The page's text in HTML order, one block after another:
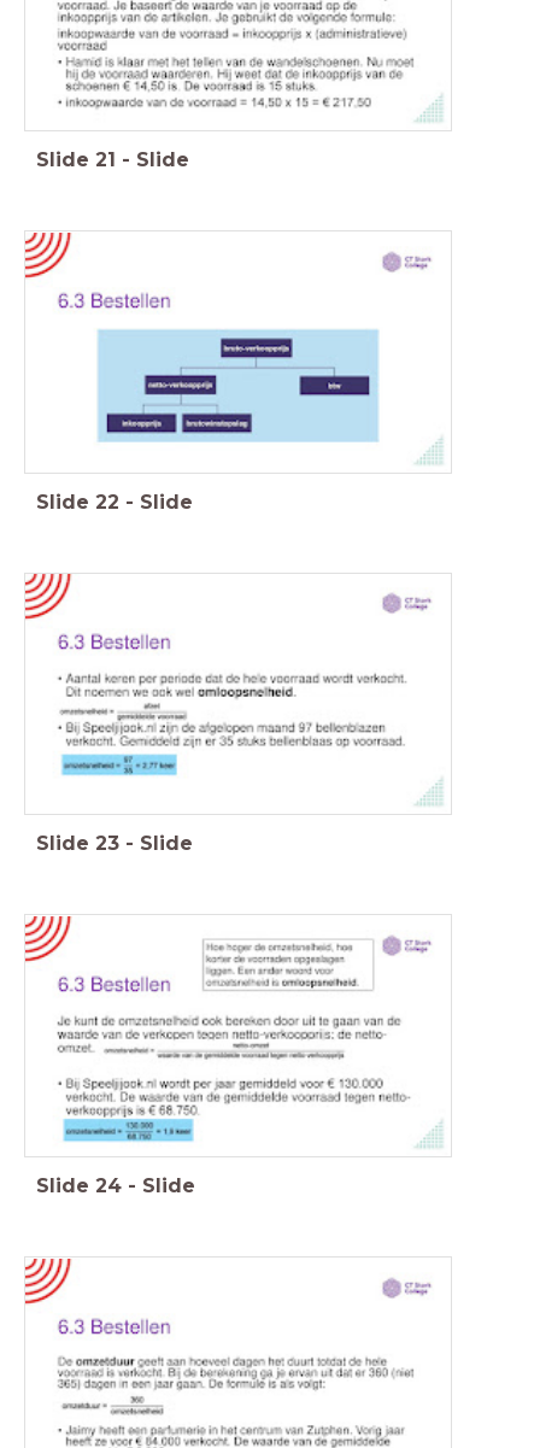
Slide 21 - Slide
Slide 22 - Slide
Slide 23 - Slide
Slide 24 - Slide